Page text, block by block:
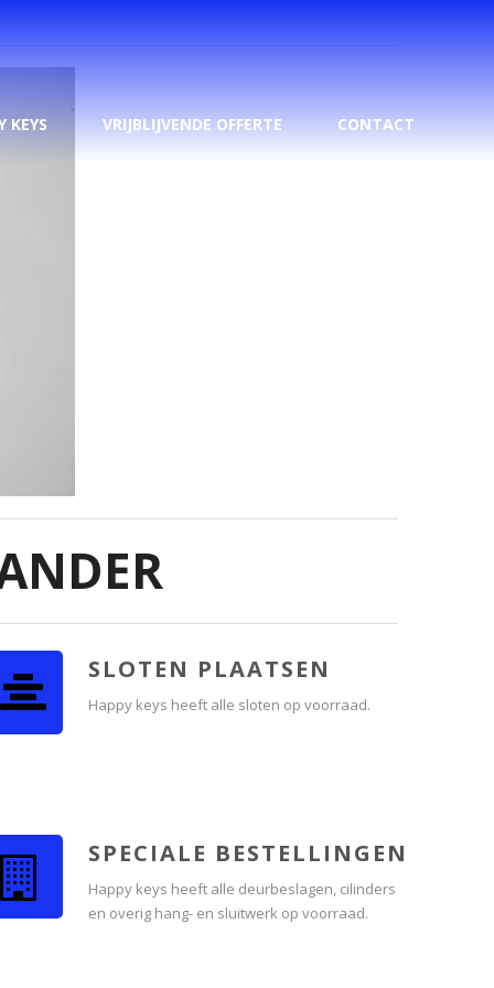
KEYS VRIJBLIJVENDE OFFERTE CONTACT
SLOTEN PLAATSEN
Happy keys heeft alle sloten op voorraad.
SPECIALE BESTELLINGEN
Happy keys heeft alle deurbeslagen, cilinders
en overig hang- en sluitwerk op voorraad.